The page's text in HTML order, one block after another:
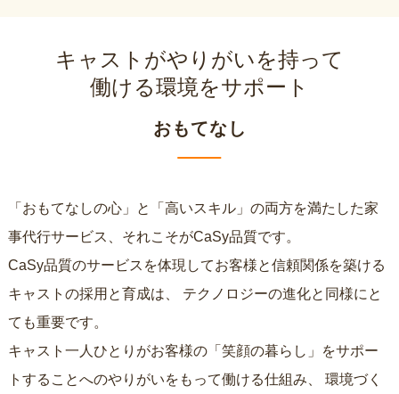
キャストがやりがいを持って
働ける環境をサポート
おもてなし
「おもてなしの心」と「高いスキル」の両方を満たした家
事代行サービス、それこそがCaSy品質です。
CaSy品質のサービスを体現してお客様と信頼関係を築ける
キャストの採用と育成は、
ても重要です。
キャスト一人ひとりがお客様の「笑顔の暮らし」をサポー
トすることへのやりがいをもって働ける仕組み、